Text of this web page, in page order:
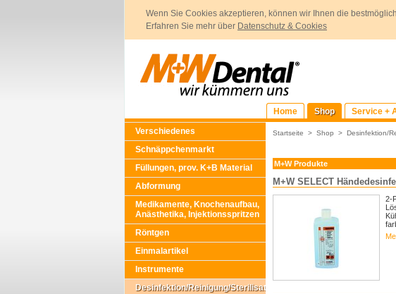
Wenn Sie Cookies akzeptieren, können wir Ihnen die
Erfahren Sie mehr über Datenschutz & Cookies
Home Shop Service +
Verschiedenes
Schnäppchenmarkt
Füllungen, prov. K+B Material
Abformung
Medikamente, Knochenaufbau,
Anästhetika, Injektionsspritzen
Röntgen
Einmalartikel
Instrumente
Desinfektion/Reinigung/Sterilisation
Startseite > Shop > Desinfektion/
M+W Produkte
M+W SELECT
2-